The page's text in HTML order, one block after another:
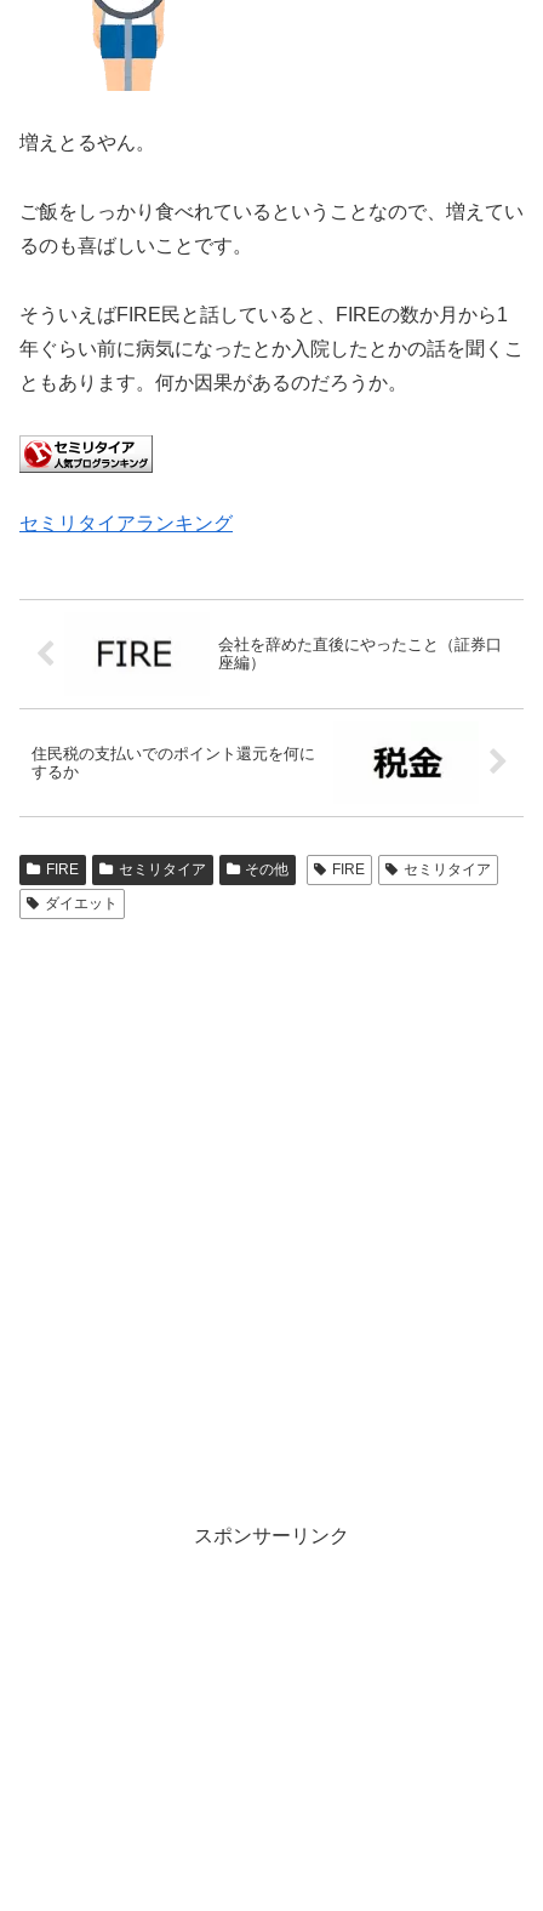
増えとるやん。
ご飯をしっかり食べれているということなので、増えてい
るのも喜ばしいことです。
そういえばFIRE民と話していると、FIREの数か月から1
年ぐらい前に病気になったとか入院したとかの話を聞くこ
ともあります。何か因果があるのだろうか。
セミリタイアランキング
会社を辞めた直後にやったこと（証券口
座編）
住民税の支払いでのポイント還元を何に
するか
FIRE セミリタイア その他 FIRE
セミリタイア
ダイエット
スポンサーリンク